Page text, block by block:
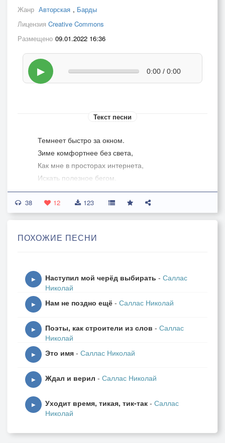
Жанр Авторская , Барды
Лицензия Creative Commons
Размещено 09.01.2022 16:36
▶ 0:00 / 0:00
Текст песни
Темнеет быстро за окном.
Зиме комфортнее без света,
Как мне в просторах интернета,
Искать полезное бегом.
Буравлю взглядом монитор
И мышь ни сколько не жалею,
Обогащая кругозор.
К непредсказуемым моментам:
Беседам, стрессам, инцидентам -
Идёт задуманный процесс.
Бескрайний выбор так велик:
Любых идей нагроможденье.
Диктует мне воображенье
Пришедшей музы дуновенье
Несёт в полёт и вдохновенье
38 12 123
ПОХОЖИЕ ПЕСНИ
▶ Наступил мой черёд выбирать - Саллас
Николай
▶ Нам не поздно ещё - Саллас Николай
▶ Поэты, как строители из слов - Саллас
Николай
▶ Это имя - Саллас Николай
▶ Ждал и верил - Саллас Николай
▶ Уходит время, тикая, тик-так - Саллас
Николай